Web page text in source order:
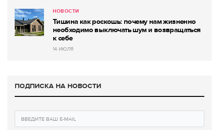
НОВОСТИ
Тишина как роскошь: почему нам жизненно
необходимо выключать шум и возвращаться
к себе
14 ИЮЛЯ
ПОДПИСКА НА НОВОСТИ